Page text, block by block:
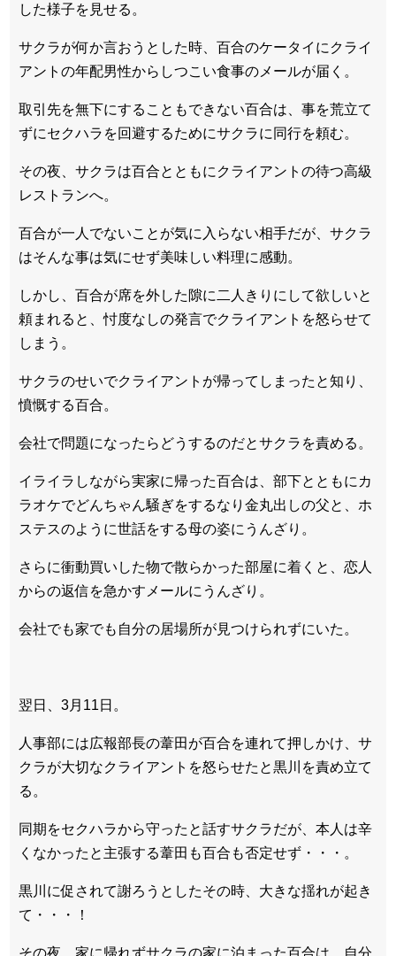
した様子を見せる。
サクラが何か言おうとした時、百合のケータイにクライ
アントの年配男性からしつこい食事のメールが届く。
取引先を無下にすることもできない百合は、事を荒立て
ずにセクハラを回避するためにサクラに同行を頼む。
その夜、サクラは百合とともにクライアントの待つ高級
レストランへ。
百合が一人でないことが気に入らない相手だが、サクラ
はそんな事は気にせず美味しい料理に感動。
しかし、百合が席を外した隙に二人きりにして欲しいと
頼まれると、忖度なしの発言でクライアントを怒らせて
しまう。
サクラのせいでクライアントが帰ってしまったと知り、
憤慨する百合。
会社で問題になったらどうするのだとサクラを責める。
イライラしながら実家に帰った百合は、部下とともにカ
ラオケでどんちゃん騒ぎをするなり金丸出しの父と、ホ
ステスのように世話をする母の姿にうんざり。
さらに衝動買いした物で散らかった部屋に着くと、恋人
からの返信を急かすメールにうんざり。
会社でも家でも自分の居場所が見つけられずにいた。
翌日、3月11日。
人事部には広報部長の葦田が百合を連れて押しかけ、サ
クラが大切なクライアントを怒らせたと黒川を責め立て
る。
同期をセクハラから守ったと話すサクラだが、本人は辛
くなかったと主張する葦田も百合も否定せず・・・。
黒川に促されて謝ろうとしたその時、大きな揺れが起き
て・・・！
その夜、家に帰れずサクラの家に泊まった百合は、自分